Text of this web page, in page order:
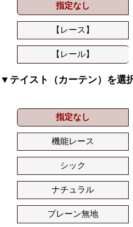
指定なし
【レース】
【レール】
▼テイスト（カーテン）を選
指定なし
機能レース
シック
ナチュラル
プレーン無地